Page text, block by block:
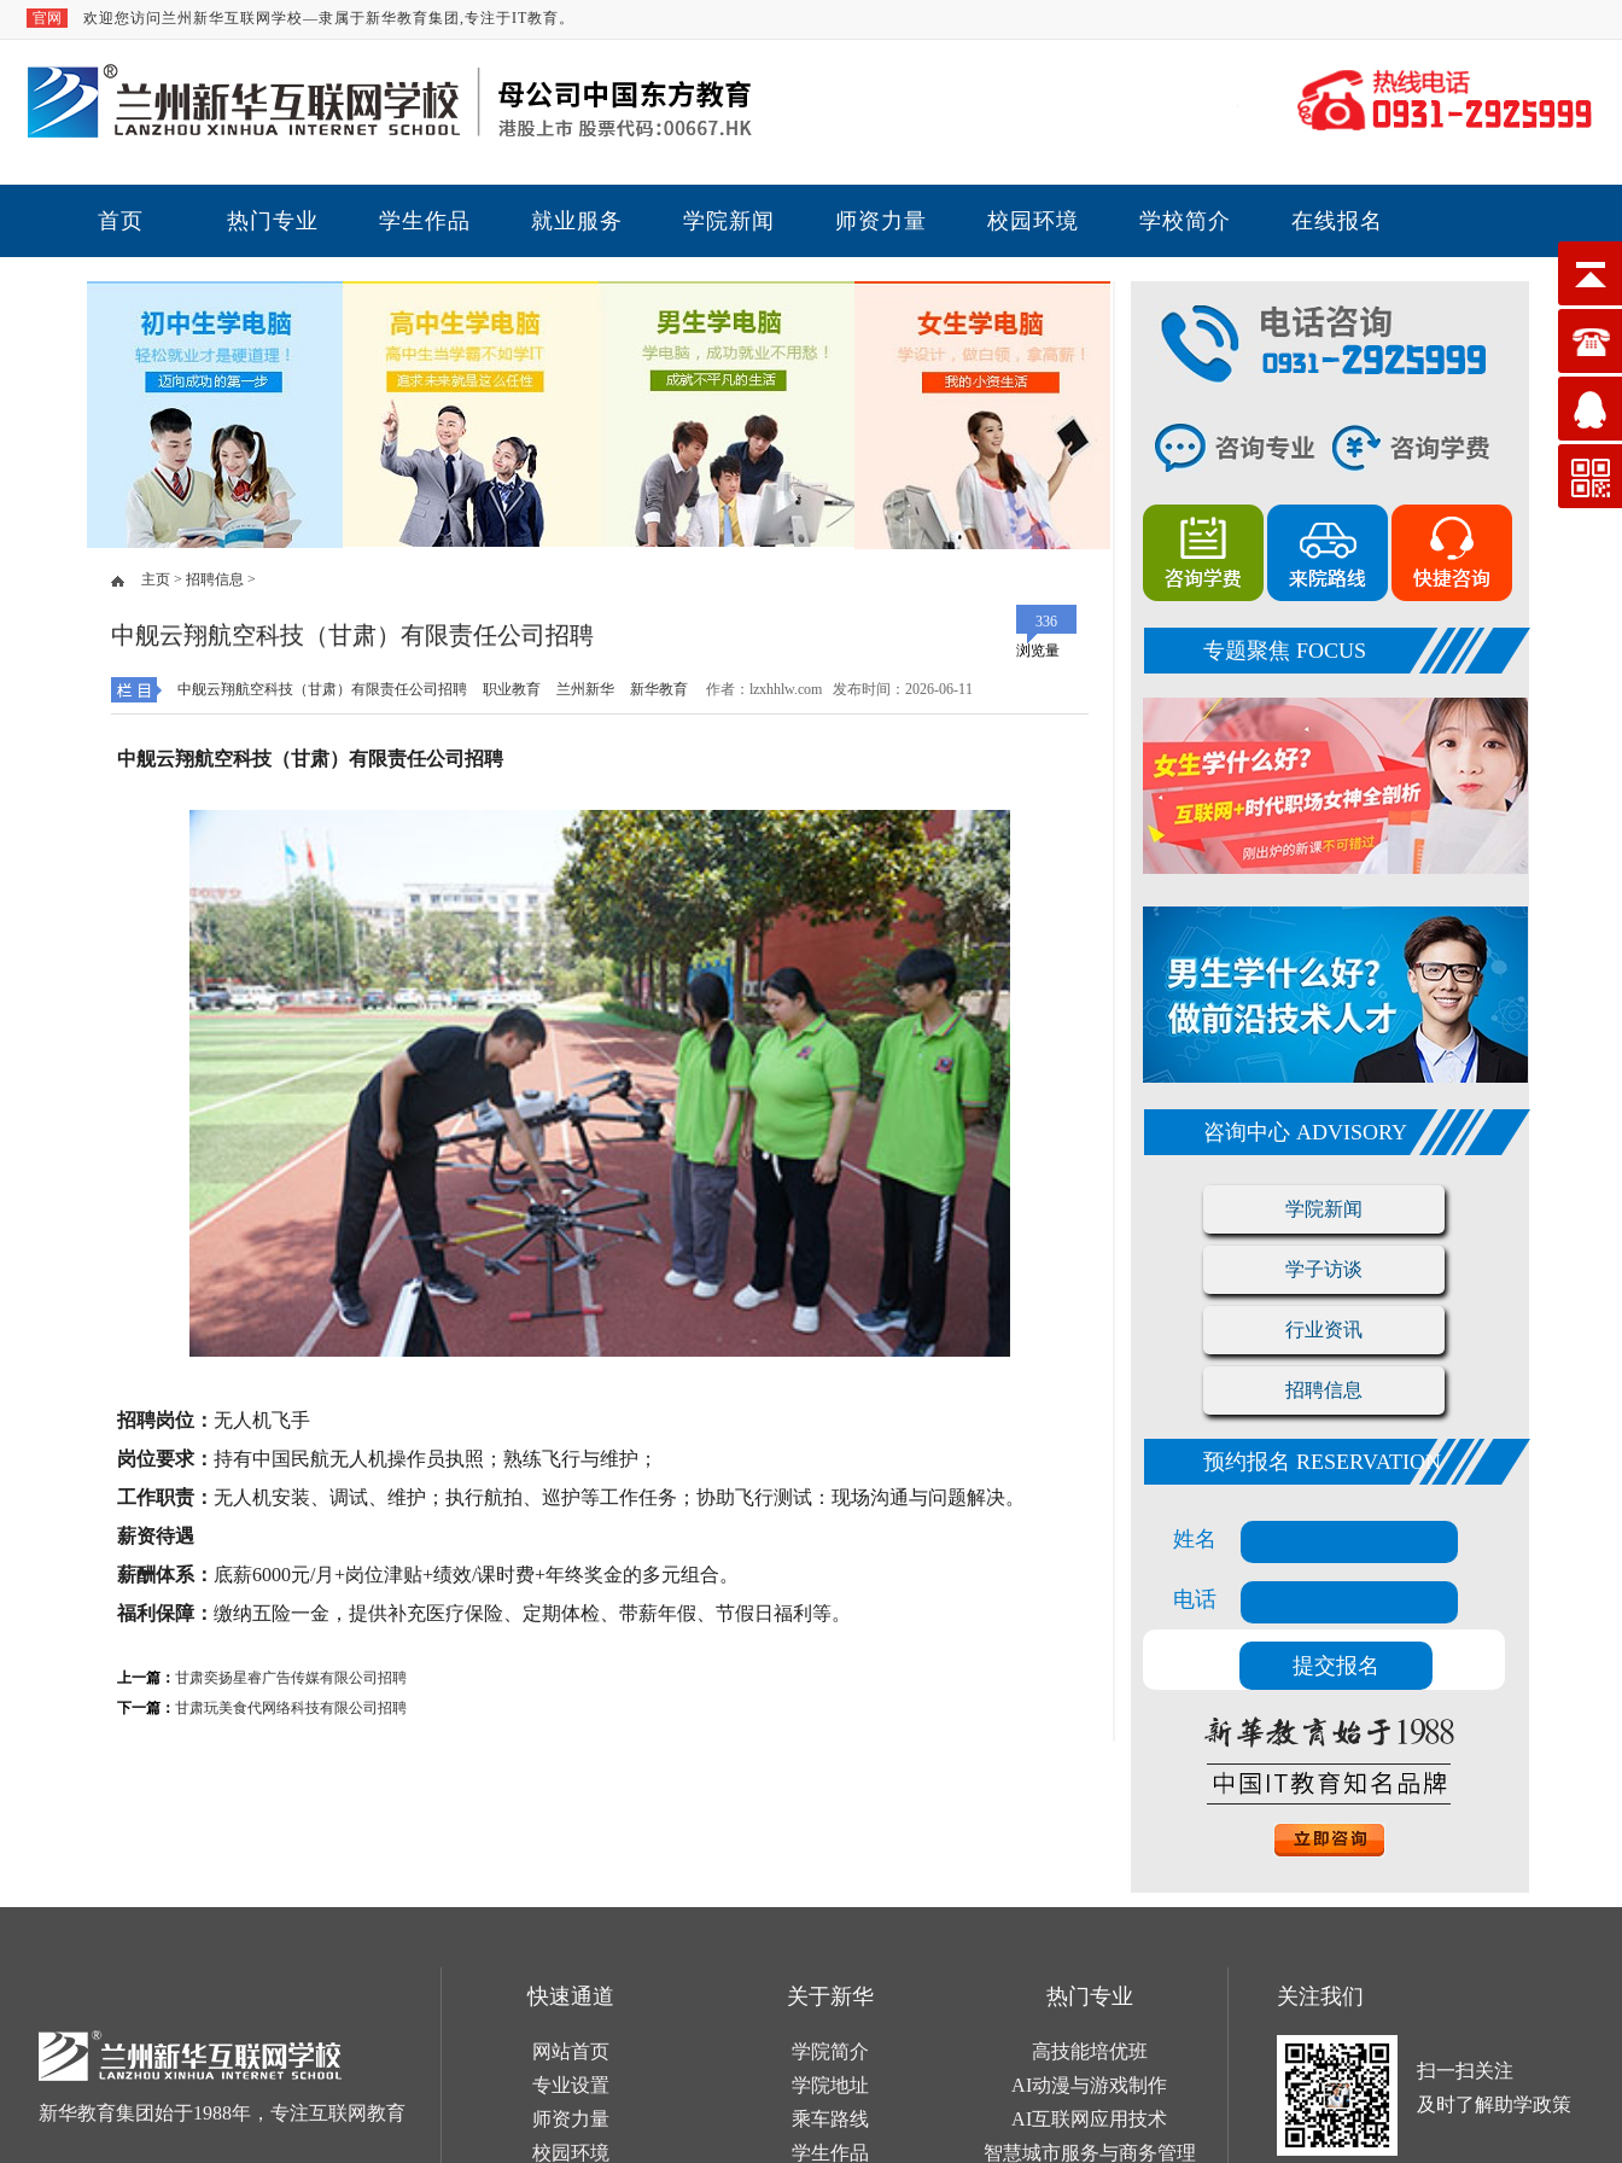
官网 欢迎您访问兰州新华互联网学校—隶属于新华教育集团,专注于IT教育。
首页 热门专业 学生作品 就业服务 学院新闻 师资力量 校园环境 学校简介 在线报名
主页 > 招聘信息 >
336
浏览量
中舰云翔航空科技（甘肃）有限责任公司招聘
中舰云翔航空科技（甘肃）有限责任公司招聘 职业教育 兰州新华 新华教育 作者：lzxhhlw.com 发布时间：2026-06-11
中舰云翔航空科技（甘肃）有限责任公司招聘
招聘岗位： 无人机飞手
岗位要求： 持有中国民航无人机操作员执照；熟练飞行与维护；
工作职责： 无人机安装、调试、维护；执行航拍、巡护等工作任务；协助飞行测试：现场沟通与问题解决。
薪资待遇
薪酬体系： 底薪6000元/月+岗位津贴+绩效/课时费+年终奖金的多元组合。
福利保障： 缴纳五险一金，提供补充医疗保险、定期体检、带薪年假、节假日福利等。
上一篇： 甘肃奕扬星睿广告传媒有限公司招聘
下一篇： 甘肃玩美食代网络科技有限公司招聘
专题聚焦 FOCUS
咨询中心 ADVISORY
学院新闻
学子访谈
行业资讯
招聘信息
预约报名 RESERVATION
姓名
电话
新华教育集团始于1988年，专注互联网教育
快速通道
网站首页
专业设置
师资力量
校园环境
关于新华
学院简介
学院地址
乘车路线
学生作品
热门专业
高技能培优班
AI动漫与游戏制作
AI互联网应用技术
智慧城市服务与商务管理
关注我们
扫一扫关注
及时了解助学政策